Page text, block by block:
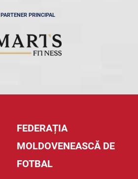
PARTENER PRINCIPAL
FEDERAȚIA
MOLDOVENEASCĂ DE
FOTBAL